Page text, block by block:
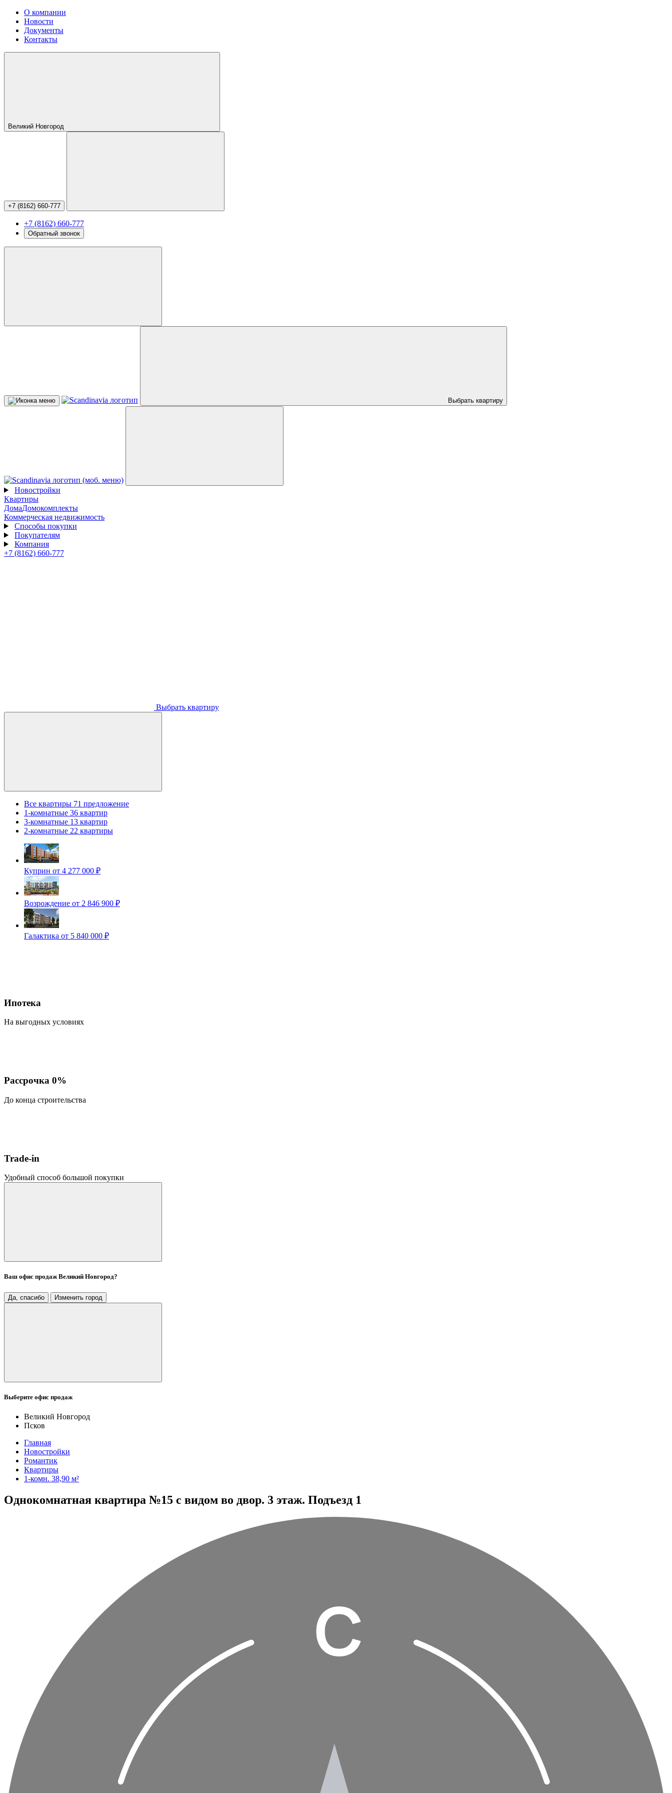
О компании
Новости
Документы
Контакты
Великий Новгород
+7 (8162) 660-777
+7 (8162) 660-777
Обратный звонок
Выбрать квартиру
Новостройки
Квартиры
ДомаДомокомплекты
Коммерческая недвижимость
Способы покупки
Покупателям
Компания
+7 (8162) 660-777
Выбрать квартиру
Все квартиры 71 предложение
1-комнатные 36 квартир
3-комнатные 13 квартир
2-комнатные 22 квартиры
Куприн от 4 277 000 ₽
Возрождение от 2 846 900 ₽
Галактика от 5 840 000 ₽
Ипотека
На выгодных условиях
Рассрочка 0%
До конца строительства
Trade-in
Удобный способ большой покупки
Ваш офис продажВеликий Новгород?
Да, спасибо Изменить город
Выберите офис продаж
Великий Новгород
Псков
Главная
Новостройки
Романтик
Квартиры
1-комн. 38,90 м²
Однокомнатная квартира №15 с видом во двор. 3 этаж. Подъезд 1